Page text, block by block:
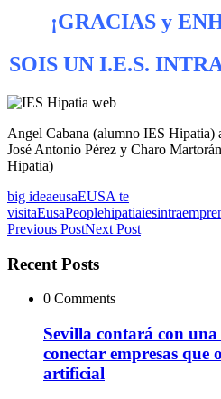
¡GRACIAS y
SOIS UN I.E.S.
Angel Cabana (alumno IES Hipatia)
José Antonio Pérez y Charo
Hipatia)
big ideaeusaEUSA te
visitaEusaPeoplehipatiaies
Previous PostNext Post
Recent Posts
0 Comments
Sevilla contará con
conectar empresas que
artificial